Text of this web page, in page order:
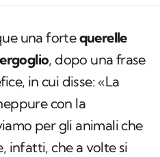
una fortequerelle
, dopo una frase
in cui disse: «La
con la
per gli animali che
infatti, che a volte si